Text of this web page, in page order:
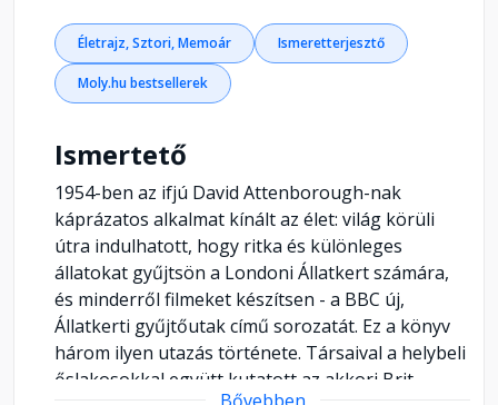
Életrajz, Sztori, Memoár Ismeretterjesztő
Moly.hu bestsellerek
Ismertető
1954-ben az ifjú David Attenborough-nak
káprázatos alkalmat kínált az élet: világ körüli
útra indulhatott, hogy ritka és különleges
állatokat gyűjtsön a Londoni Állatkert számára,
és minderről filmeket készítsen - a BBC új,
Állatkerti gyűjtőutak című sorozatát. Ez a könyv
három ilyen utazás története. Társaival a helybeli
őslakosokkal együtt kutatott az akkori Brit
Bővebben